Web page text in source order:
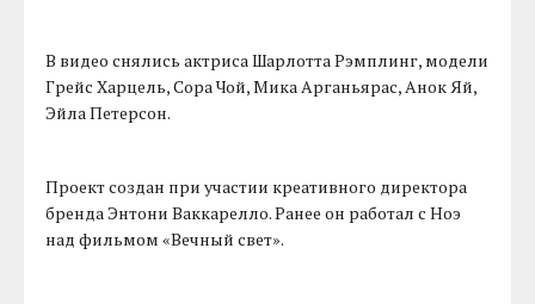
В видео снялись актриса Шарлотта Рэмплинг, модели
Грейс Харцель, Сора Чой, Мика Арганьярас, Анок Яй,
Эйла Петерсон.
Проект создан при участии креативного директора
бренда Энтони Ваккарелло. Ранее он работал с Ноэ
над фильмом «Вечный свет».